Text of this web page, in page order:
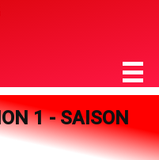
1 - SAISON